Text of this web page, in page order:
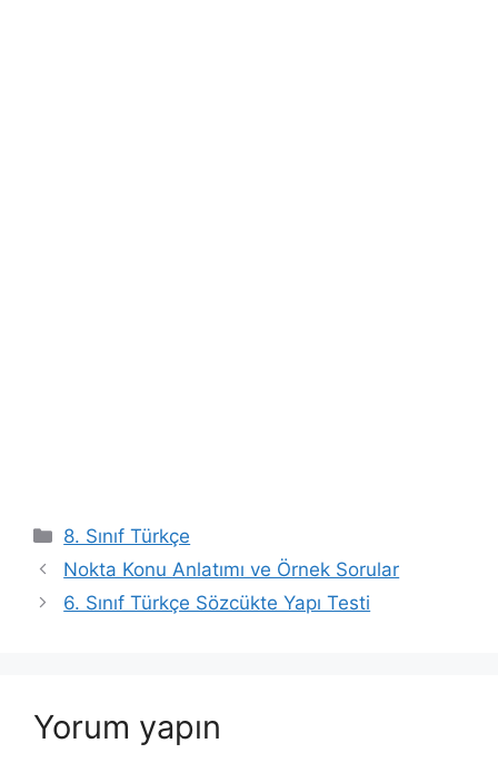
Kategoriler
8. Sınıf Türkçe
Nokta Konu Anlatımı ve Örnek Sorular
6. Sınıf Türkçe Sözcükte Yapı Testi
Yorum yapın